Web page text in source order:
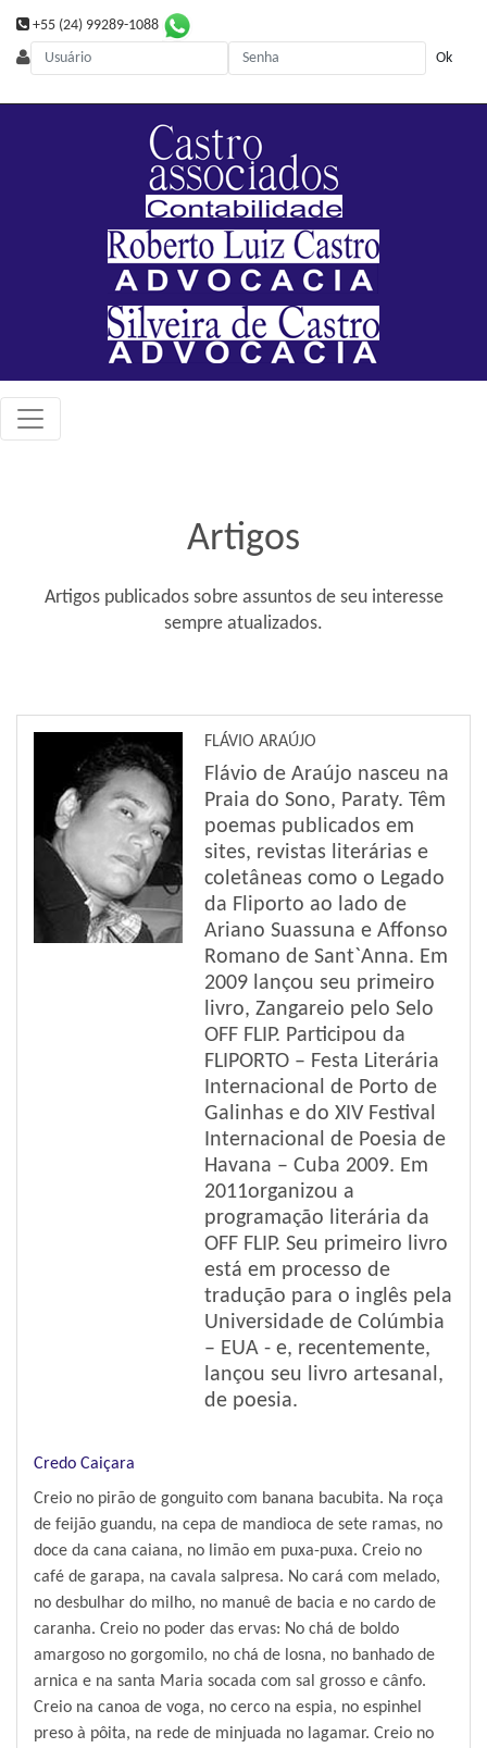
+55 (24) 99289-1088
Artigos
Artigos publicados sobre assuntos de seu interesse
sempre atualizados.
FLÁVIO ARAÚJO
Flávio de Araújo nasceu na
Praia do Sono, Paraty. Têm
poemas publicados em
sites, revistas literárias e
coletâneas como o Legado
da Fliporto ao lado de
Ariano Suassuna e Affonso
Romano de Sant`Anna. Em
2009 lançou seu primeiro
livro, Zangareio pelo Selo
OFF FLIP. Participou da
FLIPORTO – Festa Literária
Internacional de Porto de
Galinhas e do XIV Festival
Internacional de Poesia de
Havana – Cuba 2009. Em
2011organizou a
programação literária da
OFF FLIP. Seu primeiro livro
está em processo de
tradução para o inglês pela
Universidade de Colúmbia
– EUA - e, recentemente,
lançou seu livro artesanal,
de poesia.
Credo Caiçara
Creio no pirão de gonguito com banana bacubita. Na roça
de feijão guandu, na cepa de mandioca de sete ramas, no
doce da cana caiana, no limão em puxa-puxa. Creio no
café de garapa, na cavala salpresa. No cará com melado,
no desbulhar do milho, no manuê de bacia e no cardo de
caranha. Creio no poder das ervas: No chá de boldo
amargoso no gorgomilo, no chá de losna, no banhado de
arnica e na santa Maria socada com sal grosso e cânfo.
Creio na canoa de voga, no cerco na espia, no espinhel
preso à pôita, na rede de minjuada no lagamar. Creio no